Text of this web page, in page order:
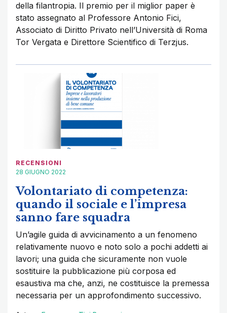
della filantropia. Il premio per il miglior paper è
stato assegnato al Professore Antonio Fici,
Associato di Diritto Privato nell’Università di Roma
Tor Vergata e Direttore Scientifico di Terzjus.
RECENSIONI
28 GIUGNO 2022
Volontariato di competenza:
quando il sociale e l’impresa
sanno fare squadra
Un’agile guida di avvicinamento a un fenomeno
relativamente nuovo e noto solo a pochi addetti ai
lavori; una guida che sicuramente non vuole
sostituire la pubblicazione più corposa ed
esaustiva ma che, anzi, ne costituisce la premessa
necessaria per un approfondimento successivo.